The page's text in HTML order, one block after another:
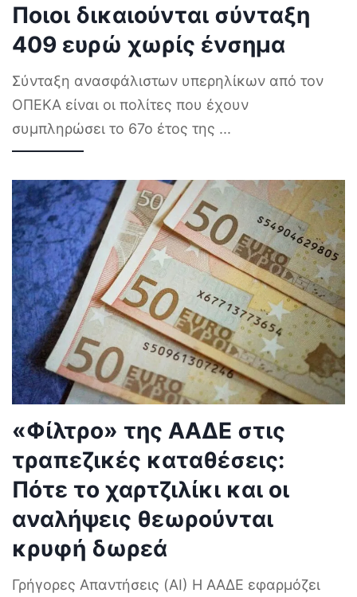
Ποιοι δικαιούνται σύνταξη
409 ευρώ χωρίς ένσημα
Σύνταξη ανασφάλιστων υπερηλίκων από τον
ΟΠΕΚΑ είναι οι πολίτες που έχουν
συμπληρώσει το 67ο έτος της ...
«Φίλτρο» της ΑΑΔΕ στις
τραπεζικές καταθέσεις:
Πότε το χαρτζιλίκι και οι
αναλήψεις θεωρούνται
κρυφή δωρεά
Γρήγορες Απαντήσεις (AI) Η ΑΑΔΕ εφαρμόζει